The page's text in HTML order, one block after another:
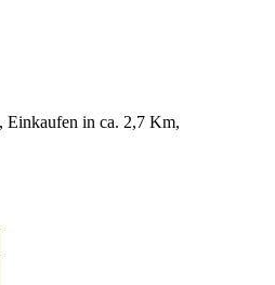
Einkaufen in ca. 2,7 Km,